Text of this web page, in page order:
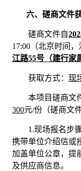
六、 磋商文件
磋商文件自202
17:00（北京时间
江路55号（建行家
获取方式： 现
本项目磋商文
300元/份（磋商文
1.现场报名步
携带单位介绍信或
加盖单位公章，提
及供应商信息。